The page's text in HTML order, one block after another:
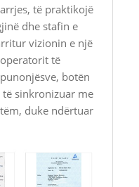
të praktikojë
dhe stafin e
vizionin e një
të
botën
sinkronizuar me
duke ndërtuar